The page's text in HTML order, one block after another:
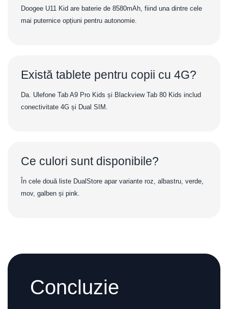
Doogee U11 Kid are baterie de 8580mAh, fiind una dintre cele
mai puternice opțiuni pentru autonomie.
Există tablete pentru copii cu 4G?
Da. Ulefone Tab A9 Pro Kids și Blackview Tab 80 Kids includ
conectivitate 4G și Dual SIM.
Ce culori sunt disponibile?
În cele două liste DualStore apar variante roz, albastru, verde,
mov, galben și pink.
Concluzie